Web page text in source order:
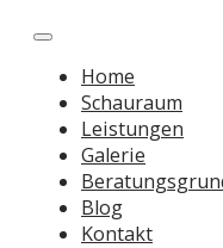
Home
Schauraum
Leistungen
Galerie
Blog
Kontakt